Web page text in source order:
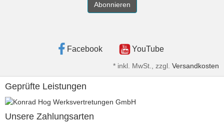
Abonnieren
Facebook YouTube
* inkl. MwSt., zzgl. Versandkosten
Geprüfte Leistungen
Unsere Zahlungsarten